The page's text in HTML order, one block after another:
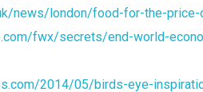
news/london/food-for-the-
fwx/secrets/end-world-
2014/05/birds-eye-